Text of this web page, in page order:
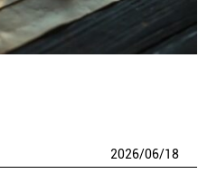
2026/06/18